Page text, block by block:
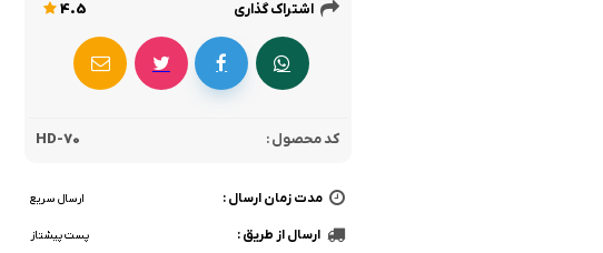
اشتراک گذاری 4.5
کد محصول : HD-70
مدت زمان ارسال : ارسال سریع
ارسال از طریق : پست پیشتاز